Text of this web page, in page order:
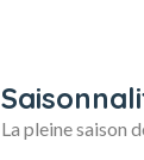
La pleine saison